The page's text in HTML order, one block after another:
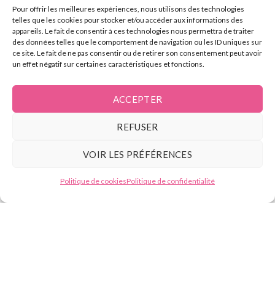
Pour offrir les meilleures expériences, nous utilisons des technologies
telles que les cookies pour stocker et/ou accéder aux informations des
appareils. Le fait de consentir à ces technologies nous permettra de traiter
des données telles que le comportement de navigation ou les ID uniques sur
ce site. Le fait de ne pas consentir ou de retirer son consentement peut avoir
un effet négatif sur certaines caractéristiques et fonctions.
ACCEPTER
REFUSER
VOIR LES PRÉFÉRENCES
Politique de cookiesPolitique de confidentialité
La formation épilation laser diode
L’électrolyse
Contact
E-mail : contact@beautyformation.fr
Adresse : 206 Av. de Versailles, 75016 Paris